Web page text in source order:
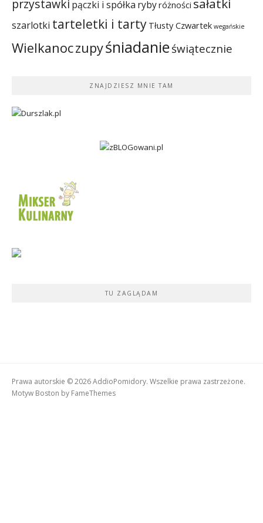
przystawki pączki i spółka rybyróżności sałatki
szarlotki tarteletki i tarty Tłusty Czwartek wegańskie
Wielkanoczupyśniadanieświątecznie
ZNAJDZIESZ MNIE TAM
TU ZAGLĄDAM
Prawa autorskie © 2026 AddioPomidory. Wszelkie prawa zastrzeżone.
Motyw Boston by FameThemes